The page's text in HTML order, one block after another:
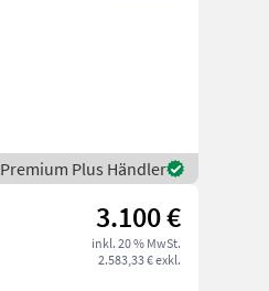
Premium Plus Händler
3.100 €
inkl. 20 % MwSt.
2.583,33 € exkl.